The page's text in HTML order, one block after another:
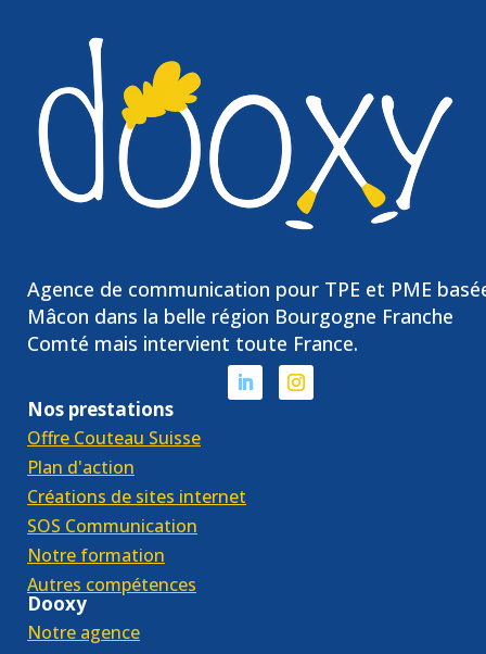
Agence de communication pour TPE et PME
Mâcon dans la belle région Bourgogne Franche
Comté mais intervient toute France.
Nos prestations
Offre Couteau Suisse
Plan d'action
Créations de sites internet
SOS Communication
Notre formation
Autres compétences
Dooxy
Notre agence